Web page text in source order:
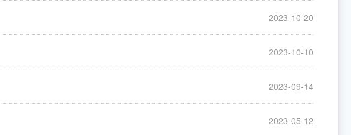
2023-10-20
2023-10-10
2023-09-14
2023-05-12